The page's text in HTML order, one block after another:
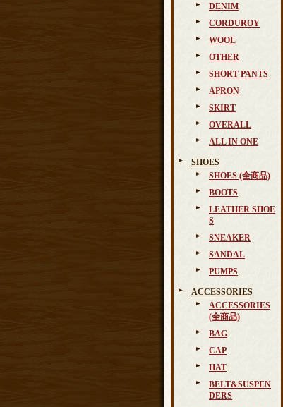
DENIM
CORDUROY
WOOL
OTHER
SHORT PANTS
APRON
SKIRT
OVERALL
ALL IN ONE
SHOES
SHOES (全商品)
BOOTS
LEATHER SHOE
S
SNEAKER
SANDAL
PUMPS
ACCESSORIES
ACCESSORIES
(全商品)
BAG
CAP
HAT
BELT&SUSPEN
DERS